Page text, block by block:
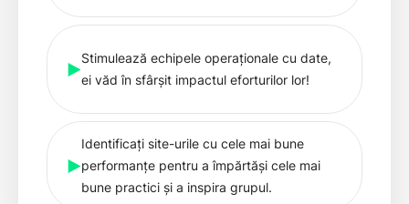
Stimulează echipele operaționale cu date,
ei văd în sfârșit impactul eforturilor lor!
Identificați site-urile cu cele mai bune
performanțe pentru a împărtăși cele mai
bune practici și a inspira grupul.